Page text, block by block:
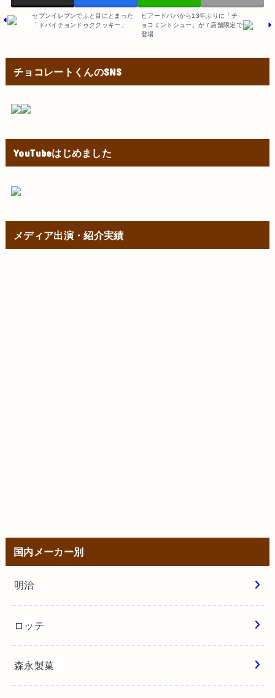
セブンイレブンでふと目にとまった
「ドバイチョンドゥククッキー」
ビアードパパから13年ぶりに「チ
ョコミントシュー」が７店舗限定で
登場
チョコレートくんのSNS
YouTubeはじめました
メディア出演・紹介実績
国内メーカー別
明治
ロッテ
森永製菓